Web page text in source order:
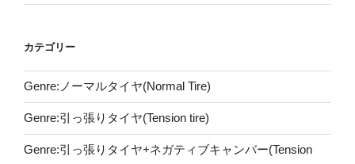
カテゴリー
Genre:ノーマルタイヤ(Normal Tire)
Genre:引っ張りタイヤ(Tension tire)
Genre:引っ張りタイヤ+ネガティブキャンバー(Tension